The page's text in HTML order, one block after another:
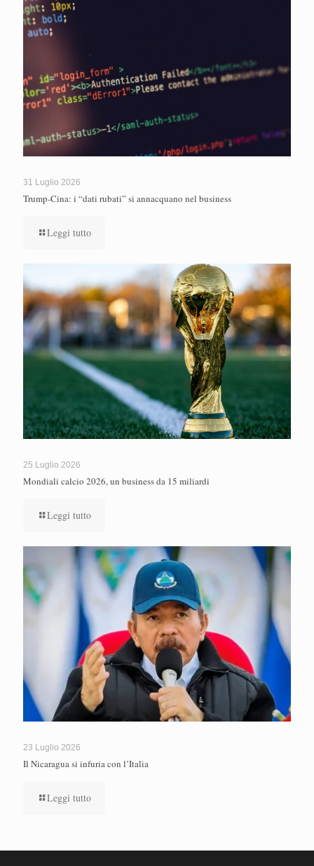
31 Luglio 2026
Trump-Cina: i “dati rubati” si annacquano nel business
Leggi tutto
25 Luglio 2026
Mondiali calcio 2026, un business da 15 miliardi
Leggi tutto
23 Luglio 2026
Il Nicaragua si infuria con l’Italia
Leggi tutto